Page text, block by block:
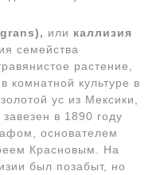
или каллизия
семейства
растение,
комнатной культуре в
ус из Мексики,
в 1890 году
основателем
Красновым. На
был позабыт, но